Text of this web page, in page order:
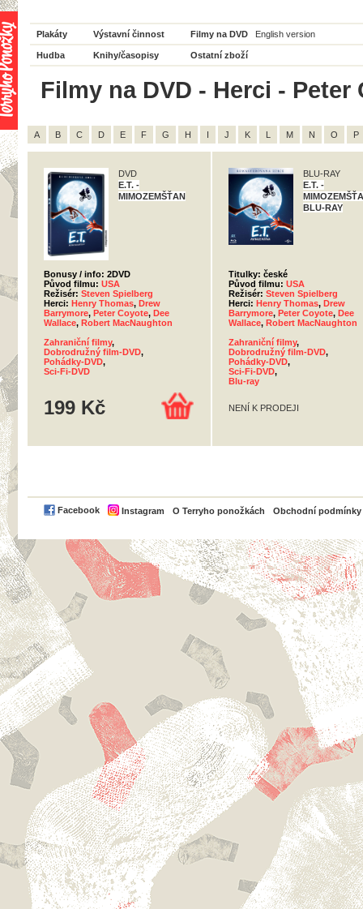
Plakáty Výstavní činnost Filmy na DVD English version
Hudba Knihy/časopisy Ostatní zboží
Filmy na DVD - Herci -
A B C D E F G H I J K L M N O P
DVD
E.T. -
MIMOZEMŠŤAN
Bonusy / info: 2DVD
Původ filmu: USA
Režisér: Steven Spielberg
Herci: Henry Thomas, Drew
Barrymore, Peter Coyote, Dee
Wallace, Robert MacNaughton
Zahraniční filmy,
Dobrodružný film-DVD,
Pohádky-DVD,
Sci-Fi-DVD
199 Kč
BLU-RAY
E.T. -
BLU-RAY
Titulky: české
Původ filmu: USA
Režisér: Steven Spielberg
Herci: Henry Thomas, Drew
Barrymore, Peter Coyote, Dee
Wallace, Robert MacNaughton
Zahraniční filmy,
Dobrodružný film-DVD,
Pohádky-DVD,
Sci-Fi-DVD,
Blu-ray
NENÍ K PRODEJI
Facebook Instagram O Terryho ponožkách Obchodní podmínky
PayPal